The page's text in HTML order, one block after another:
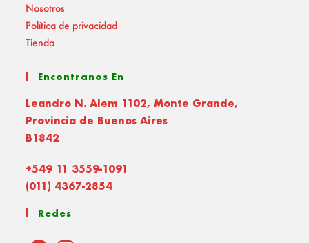
Nosotros
Política de privacidad
Tienda
Encontranos En
Leandro N. Alem 1102, Monte Grande,
Provincia de Buenos Aires
B1842
+549 11 3559-1091
(011) 4367-2854
Redes